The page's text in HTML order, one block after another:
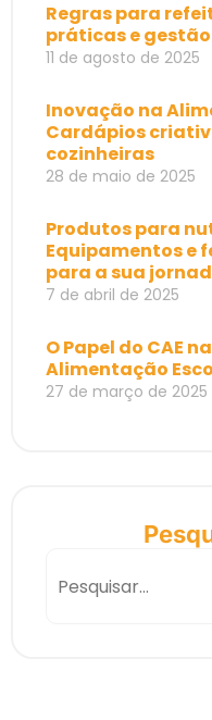
Regras para
práticas e gestão
11 de agosto de 2025
Inovação na
Cardápios
cozinheiras
28 de maio de 2025
Produtos para
Equipamentos e
para a sua
7 de abril de 2025
O Papel do CAE
Alimentação
27 de março de 2025